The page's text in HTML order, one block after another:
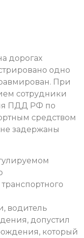
дорогах
одно
При
сотрудники
ПДД РФ по
средством
задержаны
водитель
допустил
который